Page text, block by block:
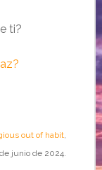
ti?
out of habit,
junio de 2024.